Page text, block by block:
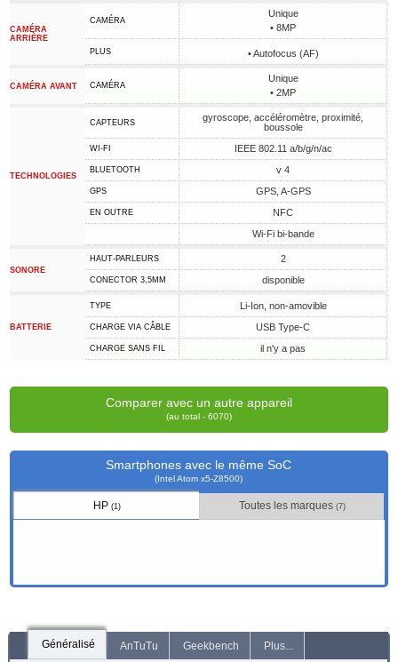
CAMÉRA
ARRIÈRE
CAMÉRA
Unique
• 8MP
PLUS • Autofocus (AF)
CAMÉRA AVANT CAMÉRA
Unique
• 2MP
TECHNOLOGIES
CAPTEURS
gyroscope, accéléromètre, proximité,
boussole
WI-FI IEEE 802.11 a/b/g/n/ac
BLUETOOTH v 4
GPS GPS, A-GPS
EN OUTRE
NFC
Wi-Fi bi-bande
SONORE
HAUT-PARLEURS 2
CONECTOR 3,5MM disponible
BATTERIE
TYPE Li-Ion, non-amovible
CHARGE VIA CÂBLE USB Type-C
CHARGE SANS FIL il n'y a pas
Comparer avec un autre appareil
(au total - 6070)
Smartphones avec le même SoC
(Intel Atom x5-Z8500)
HP (1) Toutes les marques (7)
Généralisé AnTuTu Geekbench Plus...